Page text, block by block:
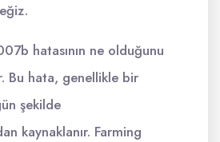
hatasının ne olduğunu
Bu hata, genellikle bir
şekilde
kaynaklanır. Farming